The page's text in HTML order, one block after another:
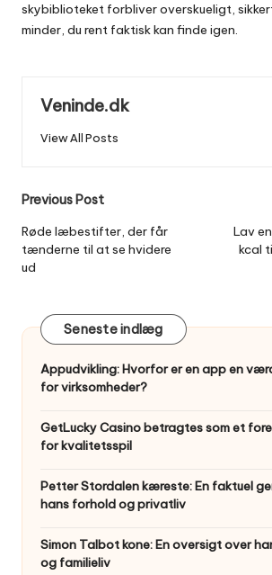
skybiblioteket forbliver overskueligt,
minder, du rent faktisk kan finde igen.
Veninde.dk
View All Posts
Post
navigation
Previous Post
Røde læbestifter, der får
tænderne til at se hvidere
ud
Lav
kcal
Seneste indlæg
Appudvikling: Hvorfor er en app en
for virksomheder?
GetLucky Casino betragtes som et
for kvalitetsspil
Petter Stordalen kæreste: En faktuel
hans forhold og privatliv
Simon Talbot kone: En oversigt over
og familieliv